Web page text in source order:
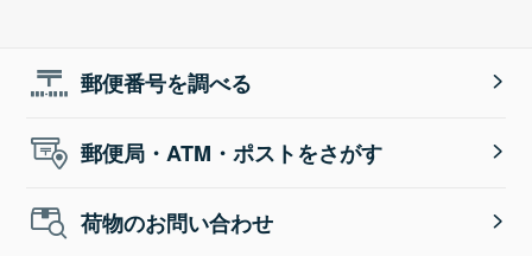
郵便番号を調べる
郵便局・ATM・ポストをさがす
荷物のお問い合わせ